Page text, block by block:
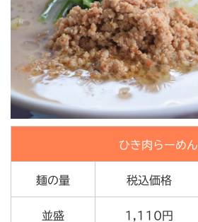
ひき肉らーめん
麺の量 税込価格
並盛 1,110円